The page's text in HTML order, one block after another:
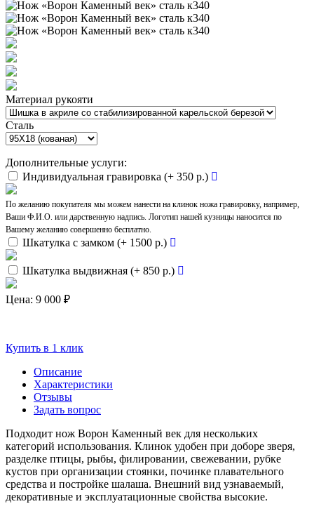
Материал рукояти
Сталь
Дополнительные услуги:
Индивидуальная гравировка (+ 350 р.)
По желанию покупателя мы можем нанести на клинок ножа гравировку, например,
Ваши Ф.И.О. или дарственную надпись. Логотип нашей кузницы наносится по
Вашему желанию совершенно бесплатно.
Шкатулка с замком (+ 1500 р.)
Шкатулка выдвижная (+ 850 р.)
Цена: 9 000 ₽
Купить в 1 клик
Описание
Характеристики
Отзывы
Задать вопрос
Подходит нож Ворон Каменный век для нескольких
категорий использования. Клинок удобен при доборе зверя,
разделке птицы, рыбы, филировании, свежевании, рубке
кустов при организации стоянки, починке плавательного
средства и постройке шалаша. Внешний вид узнаваемый,
декоративные и эксплуатационные свойства высокие.